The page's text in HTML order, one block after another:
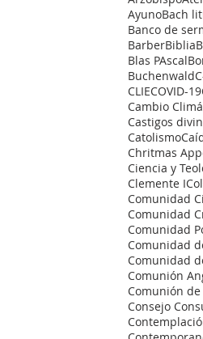
AyunoBach
Banco de
BarberBiblia
Blas PAscal
Buchenwald
CLIECOVID-19
Cambio
Castigos
Catolismo
Chritmas
Ciencia y
Clemente I
Comunidad
Comunidad
Comunidad
Comunidad
Comunidad
Comunión
Comunión de
Consejo